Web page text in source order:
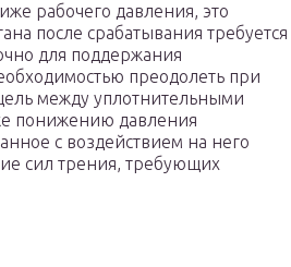
рабочего давления, это
после срабатывания требуется
для поддержания
преодолеть при
между уплотнительными
понижению давления
с воздействием на него
сил трения, требующих